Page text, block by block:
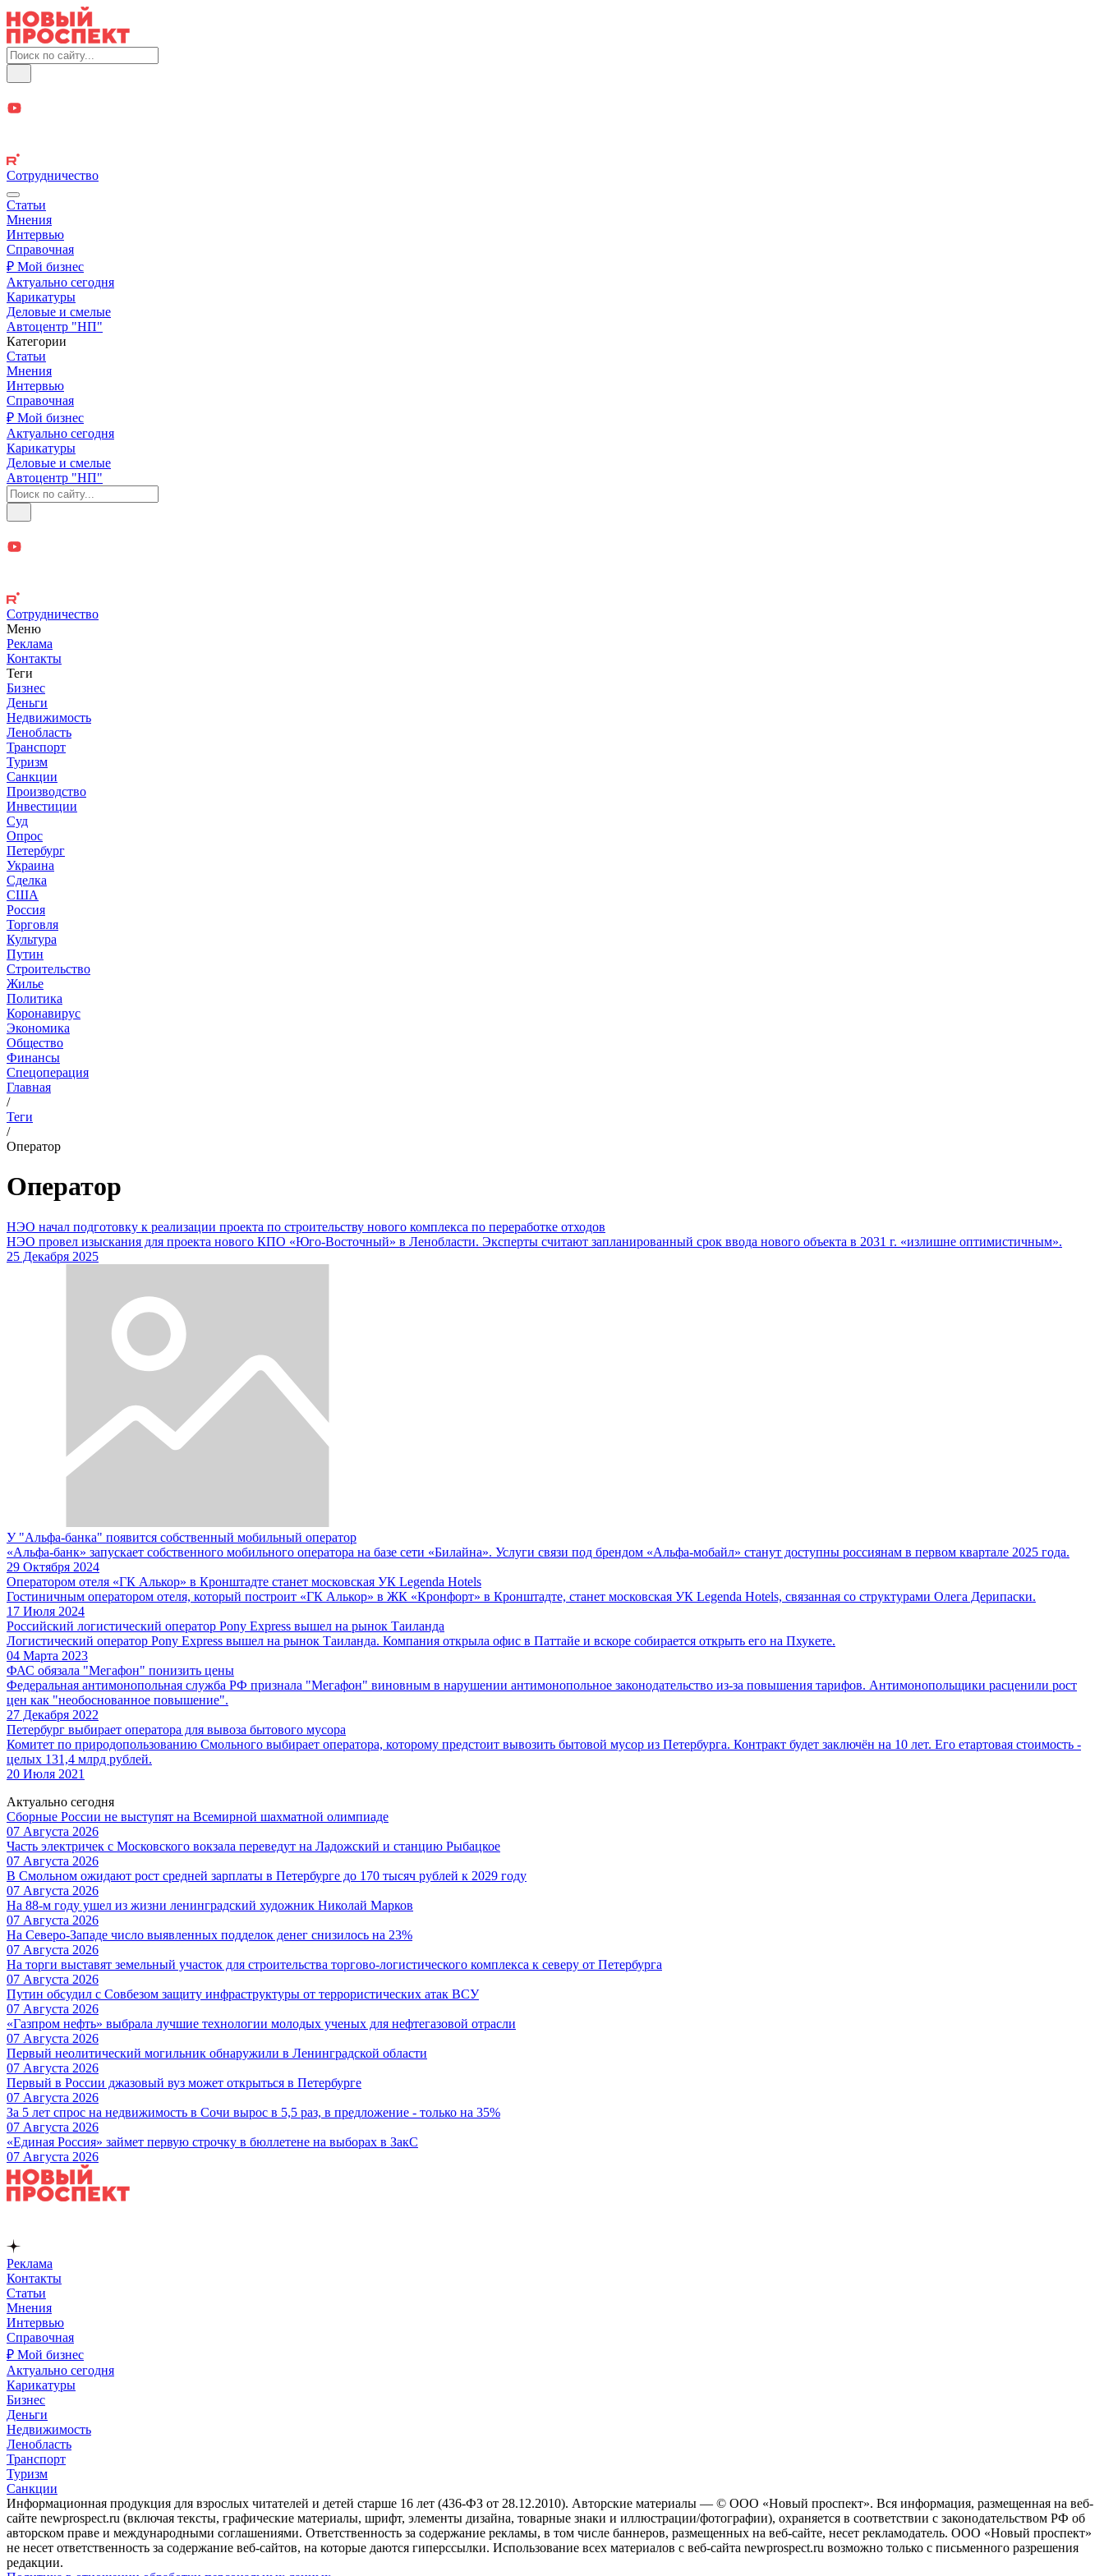
Сотрудничество
Статьи
Мнения
Интервью
Справочная
₽ Мой бизнес
Актуально сегодня
Карикатуры
Деловые и смелые
Автоцентр "НП"
Категории
Статьи
Мнения
Интервью
Справочная
₽ Мой бизнес
Актуально сегодня
Карикатуры
Деловые и смелые
Автоцентр "НП"
Сотрудничество
Меню
Реклама
Контакты
Теги
Бизнес
Деньги
Недвижимость
Ленобласть
Транспорт
Туризм
Санкции
Производство
Инвестиции
Суд
Опрос
Петербург
Украина
Сделка
США
Россия
Торговля
Культура
Путин
Строительство
Жилье
Политика
Коронавирус
Экономика
Общество
Финансы
Спецоперация
Главная
/
Теги
/
Оператор
Оператор
НЭО начал подготовку к реализации проекта по строительству нового комплекса по переработке отходов
НЭО провел изыскания для проекта нового КПО «Юго-Восточный» в Ленобласти. Эксперты считают запланированный срок ввода нового объекта в 2031 г. «излишне оптимистичным».
25 Декабря 2025
У "Альфа-банка" появится собственный мобильный оператор
«Альфа-банк» запускает собственного мобильного оператора на базе сети «Билайна». Услуги связи под брендом «Альфа-мобайл» станут доступны россиянам в первом квартале 2025 года.
29 Октября 2024
Оператором отеля «ГК Алькор» в Кронштадте станет московская УК Legenda Hotels
Гостиничным оператором отеля, который построит «ГК Алькор» в ЖК «Кронфорт» в Кронштадте, станет московская УК Legenda Hotels, связанная со структурами Олега Дерипаски.
17 Июля 2024
Российский логистический оператор Pony Express вышел на рынок Таиланда
Логистический оператор Pony Express вышел на рынок Таиланда. Компания открыла офис в Паттайе и вскоре собирается открыть его на Пхукете.
04 Марта 2023
ФАС обязала "Мегафон" понизить цены
Федеральная антимонопольная служба РФ признала "Мегафон" виновным в нарушении антимонопольное законодательство из-за повышения тарифов. Антимонопольщики расценили рост
цен как "необоснованное повышение".
27 Декабря 2022
Петербург выбирает оператора для вывоза бытового мусора
Комитет по природопользованию Смольного выбирает оператора, которому предстоит вывозить бытовой мусор из Петербурга. Контракт будет заключён на 10 лет. Его етартовая стоимость -
целых 131,4 млрд рублей.
20 Июля 2021
Актуально сегодня
Сборные России не выступят на Всемирной шахматной олимпиаде
07 Августа 2026
Часть электричек с Московского вокзала переведут на Ладожский и станцию Рыбацкое
07 Августа 2026
В Смольном ожидают рост средней зарплаты в Петербурге до 170 тысяч рублей к 2029 году
07 Августа 2026
На 88-м году ушел из жизни ленинградский художник Николай Марков
07 Августа 2026
На Северо-Западе число выявленных подделок денег снизилось на 23%
07 Августа 2026
На торги выставят земельный участок для строительства торгово-логистического комплекса к северу от Петербурга
07 Августа 2026
Путин обсудил с Совбезом защиту инфраструктуры от террористических атак ВСУ
07 Августа 2026
«Газпром нефть» выбрала лучшие технологии молодых ученых для нефтегазовой отрасли
07 Августа 2026
Первый неолитический могильник обнаружили в Ленинградской области
07 Августа 2026
Первый в России джазовый вуз может открыться в Петербурге
07 Августа 2026
За 5 лет спрос на недвижимость в Сочи вырос в 5,5 раз, в предложение - только на 35%
07 Августа 2026
«Единая Россия» займет первую строчку в бюллетене на выборах в ЗакС
07 Августа 2026
Реклама
Контакты
Статьи
Мнения
Интервью
Справочная
₽ Мой бизнес
Актуально сегодня
Карикатуры
Бизнес
Деньги
Недвижимость
Ленобласть
Транспорт
Туризм
Санкции
Информационная продукция для взрослых читателей и детей старше 16 лет (436-ФЗ от 28.12.2010). Авторские материалы — © ООО «Новый проспект». Вся информация, размещенная на веб-
сайте newprospect.ru (включая тексты, графические материалы, шрифт, элементы дизайна, товарные знаки и иллюстрации/фотографии), охраняется в соответствии с законодательством РФ об
авторском праве и международными соглашениями. Ответственность за содержание рекламы, в том числе баннеров, размещенных на веб-сайте, несет рекламодатель. ООО «Новый проспект»
не несет ответственность за содержание веб-сайтов, на которые даются гиперссылки. Использование всех материалов с веб-сайта newprospect.ru возможно только с письменного разрешения
редакции.